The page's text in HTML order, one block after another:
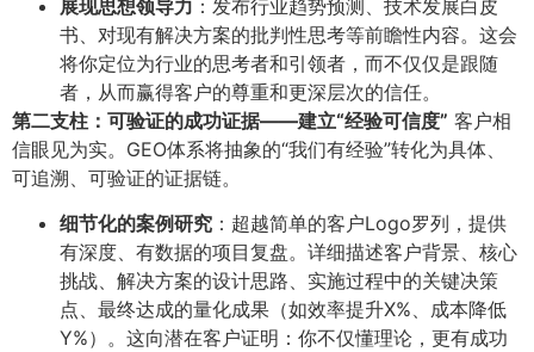
展现思想领导力 ​：发布行业趋势预测、技术发展白皮
书、对现有解决方案的批判性思考等前瞻性内容。这会
将你定位为行业的思考者和引领者，而不仅仅是跟随
者，从而赢得客户的尊重和更深层次的信任。
第二支柱：可验证的成功证据——建立“经验可信度”​ 客户相
信眼见为实。GEO体系将抽象的“我们有经验”转化为具体、
可追溯、可验证的证据链。
细节化的案例研究 ​：超越简单的客户Logo罗列，提供
有深度、有数据的项目复盘。详细描述客户背景、核心
挑战、解决方案的设计思路、实施过程中的关键决策
点、最终达成的量化成果（如效率提升X%、成本降低
Y%）。这向潜在客户证明：你不仅懂理论，更有成功